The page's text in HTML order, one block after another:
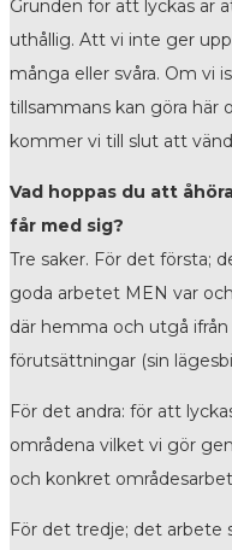
Grunden för att lyckas är
uthållig. Att vi inte ger
många eller svåra. Om vi
tillsammans kan göra här
kommer vi till slut att
Vad hoppas du att
får med sig?
Tre saker. För det första;
goda arbetet MEN var
där hemma och utgå
förutsättningar (sin
För det andra: för att
områdena vilket vi gör
och konkret
För det tredje; det arbete